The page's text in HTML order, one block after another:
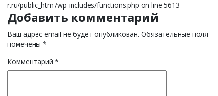
r.ru/public_html/wp-includes/functions.php on line 5613
Добавить комментарий
Ваш адрес email не будет опубликован. Обязательные поля
помечены *
Комментарий *